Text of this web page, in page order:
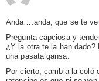
Anda….anda, que se te ve
Pregunta capciosa y
¿Y la otra te la han dado?
una pasata gansa.
Por cierto, cambia la coló